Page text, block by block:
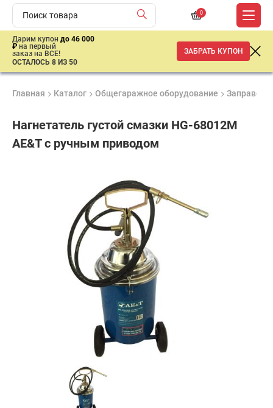
0
Дарим купон до 46 000
₽ на первый
заказ на ВСЕ!
ОСТАЛОСЬ 8 ИЗ 50
ЗАБРАТЬ КУПОН
Главная Каталог Общегаражное оборудование
Нагнетатель густой смазки HG-68012M
AE&T с ручным приводом
Доставка
от 2 дней
Добавить в корзину
Купить в 1 клик
В кредит от 333 руб/